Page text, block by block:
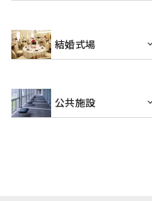
結婚式場
公共施設